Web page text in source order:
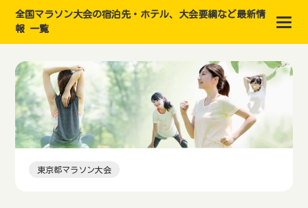
全国マラソン大会の宿泊先・ホテル、大会要綱など最新情
報 一覧
東京都マラソン大会